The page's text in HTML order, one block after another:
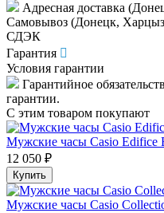
Адресная доставка
Самовывоз (Донецк,
СДЭК
Гарантия
Условия гарантии
Гарантийное
гарантии.
С этим товаром покупают
Мужские часы Casio Edifice
12 050 ₽
Купить
Мужские часы Casio